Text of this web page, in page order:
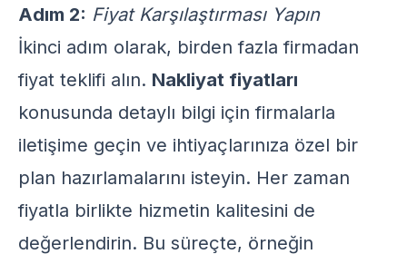
Adım 2: Fiyat Karşılaştırması Yapın
İkinci adım olarak, birden fazla firmadan
fiyat teklifi alın. Nakliyat fiyatları
konusunda detaylı bilgi için firmalarla
iletişime geçin ve ihtiyaçlarınıza özel bir
plan hazırlamalarını isteyin. Her zaman
fiyatla birlikte hizmetin kalitesini de
değerlendirin. Bu süreçte, örneğin